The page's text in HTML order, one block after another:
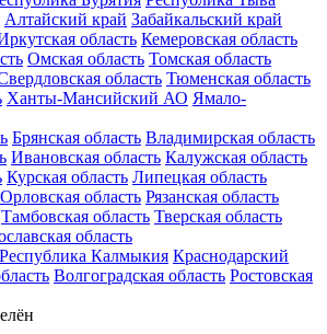
Алтайский край Забайкальский край
область Кемеровская область
Омская область Томская область
область Тюменская область
Ханты-Мансийский АО Ямало-
Брянская область Владимирская область
Ивановская область Калужская область
Курская область Липецкая область
Орловская область Рязанская область
Тамбовская область Тверская область
область
Республика Калмыкия Краснодарский
Волгоградская область Ростовская